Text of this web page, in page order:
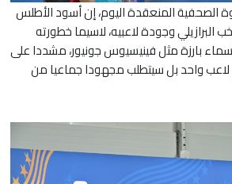
الصحفية المنعقدة اليوم، إن أسود الأطلس
البرازيلي وجودة لاعبيه، لاسيما خطورته
بارزة مثل فينيسيوس جونيور، مشددا على
لاعب واحد بل سيتطلب مجهودا جماعيا من